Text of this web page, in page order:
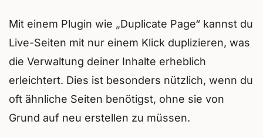
Mit einem Plugin wie „Duplicate Page“ kannst du
Live-Seiten mit nur einem Klick duplizieren, was
die Verwaltung deiner Inhalte erheblich
erleichtert. Dies ist besonders nützlich, wenn du
oft ähnliche Seiten benötigst, ohne sie von
Grund auf neu erstellen zu müssen.